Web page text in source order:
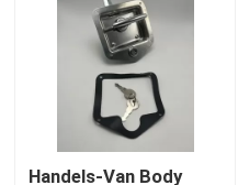
Handels-Van Body